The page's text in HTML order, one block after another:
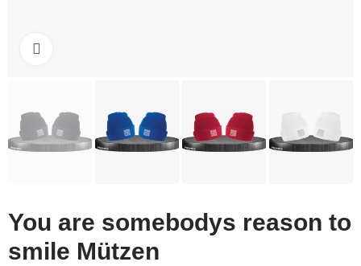
You are somebodys reason to
smile Mützen